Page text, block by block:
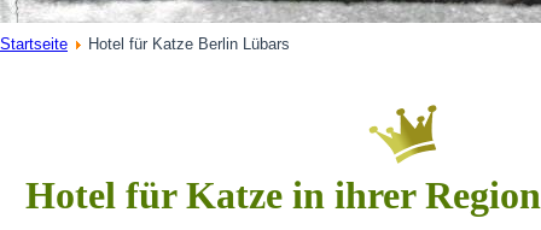
Startseite Hotel für Katze Berlin Lübars
Hotel für Katze in ihrer